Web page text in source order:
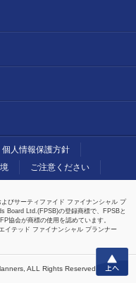
個人情報保護方針
ご注意ください
よびサーティファイド ファイナンシャル プ
Board Ltd.(FPSB)の登録商標で、FPSBと
協会が商標の使用を認めています。
テッド ファイナンシャル プランナー
ALL Rights Reserved.